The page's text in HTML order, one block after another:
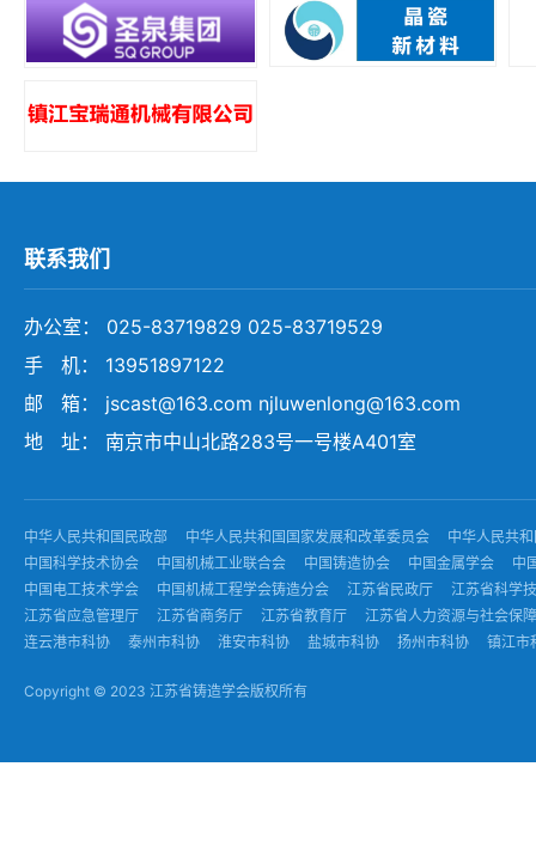
联系我们
办公室： 025-83719829 025-83719529
手 机： 13951897122
邮 箱： jscast@163.com njluwenlong@163.com
地 址： 南京市中山北路283号一号楼A401室
中华人民共和国民政部 中华人民共和国国家发展和改革委员会
中华人民共
中国科学技术协会
中国机械工业联合会 中国铸造协会 中国金属学会
中
中国电工技术学会
中国机械工程学会铸造分会 江苏省民政厅
江苏省科学
江苏省应急管理厅
江苏省商务厅 江苏省教育厅
江苏省人力资源与社会保
连云港市科协
泰州市科协 淮安市科协 盐城市科协 扬州市科协 镇江市
Copyright © 2023 江苏省铸造学会版权所有